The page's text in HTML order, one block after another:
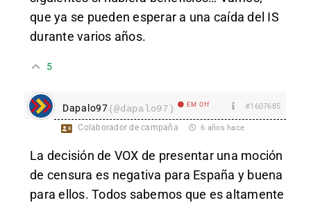
que ya se pueden esperar a una caída del IS
durante varios años.
5
Dapalo97(@dapalo97) EM Off #1607685
Colaborador de campaña 6 años hace
La decisión de VOX de presentar una moción
de censura es negativa para España y buena
para ellos. Todos sabemos que es altamente